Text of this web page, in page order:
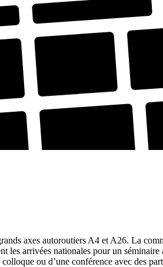
axes autoroutiers A4 et A26. La
arrivées nationales pour un séminaire
ou d’une conférence avec des